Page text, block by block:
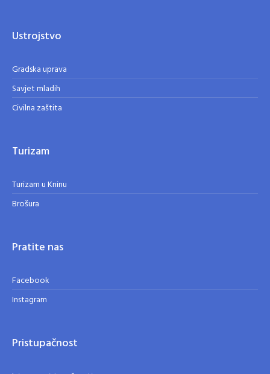
Ustrojstvo
Gradska uprava
Savjet mladih
Civilna zaštita
Turizam
Turizam u Kninu
Brošura
Pratite nas
Facebook
Instagram
Pristupačnost